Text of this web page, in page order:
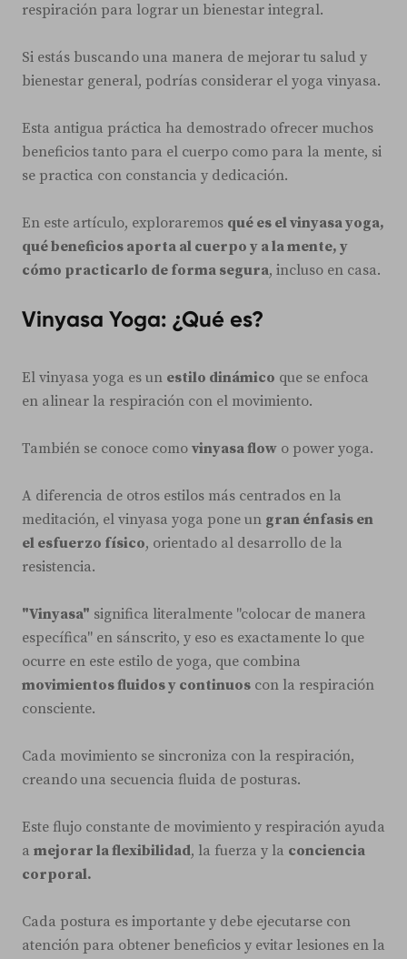
respiración para lograr un bienestar integral.
Si estás buscando una manera de mejorar tu salud y
bienestar general, podrías considerar el yoga vinyasa.
Esta antigua práctica ha demostrado ofrecer muchos
beneficios tanto para el cuerpo como para la mente, si
se practica con constancia y dedicación.
En este artículo, exploraremos qué es el vinyasa yoga,
qué beneficios aporta al cuerpo y a la mente, y
cómo practicarlo de forma segura, incluso en casa.
Vinyasa Yoga: ¿Qué es?
El vinyasa yoga es un estilo dinámico que se enfoca
en alinear la respiración con el movimiento.
También se conoce como vinyasa flow o power yoga.
A diferencia de otros estilos más centrados en la
meditación, el vinyasa yoga pone un gran énfasis en
el esfuerzo físico, orientado al desarrollo de la
resistencia.
"Vinyasa" significa literalmente "colocar de manera
específica" en sánscrito, y eso es exactamente lo que
ocurre en este estilo de yoga, que combina
movimientos fluidos y continuos con la respiración
consciente.
Cada movimiento se sincroniza con la respiración,
creando una secuencia fluida de posturas.
Este flujo constante de movimiento y respiración ayuda
a mejorar la flexibilidad, la fuerza y la conciencia
corporal.
Cada postura es importante y debe ejecutarse con
atención para obtener beneficios y evitar lesiones en la